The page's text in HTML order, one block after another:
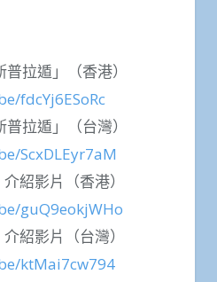
拉遁」（香港）
fdcYj6ESoRc
拉遁」（台灣）
ScxDLEyr7aM
紹影片（香港）
guQ9eokjWHo
紹影片（台灣）
ktMai7cw794